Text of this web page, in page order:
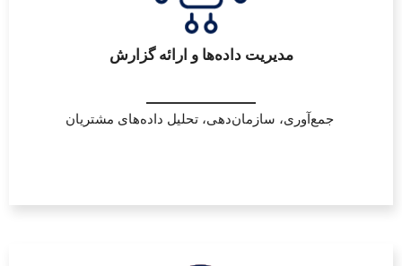
مدیریت داده‌ها و ارائه گزارش
جمع‌آوری، سازمان‌دهی، تحلیل داده‌های مشتریان